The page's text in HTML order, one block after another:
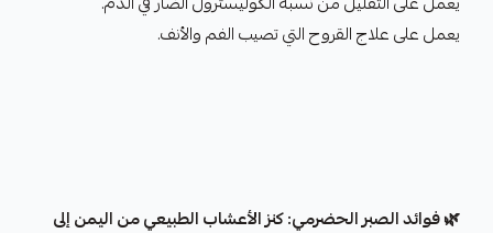
يعمل على علاج القروح التي تصيب الفم والأنف.
🌿 فوائد الصبر الحضرمي: كنز الأعشاب الطبيعي من اليمن إلى